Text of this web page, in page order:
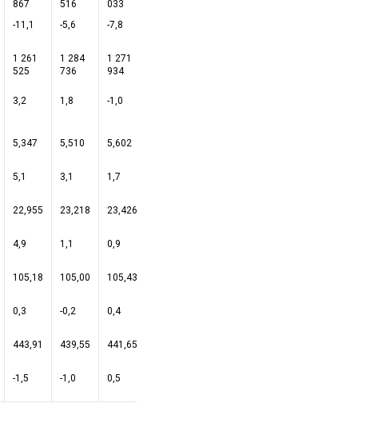
867
516
033
-11,1 -5,6 -7,8
1 261
525
1 284
736
1 271
934
3,2 1,8 -1,0
5,347 5,510 5,602
5,1 3,1 1,7
22,955 23,218 23,426
4,9 1,1 0,9
105,18 105,00 105,43
0,3 -0,2 0,4
443,91 439,55 441,65
-1,5 -1,0 0,5